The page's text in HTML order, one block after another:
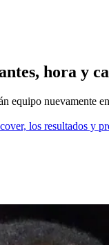
hora y
equipo nuevamente
los resultados y